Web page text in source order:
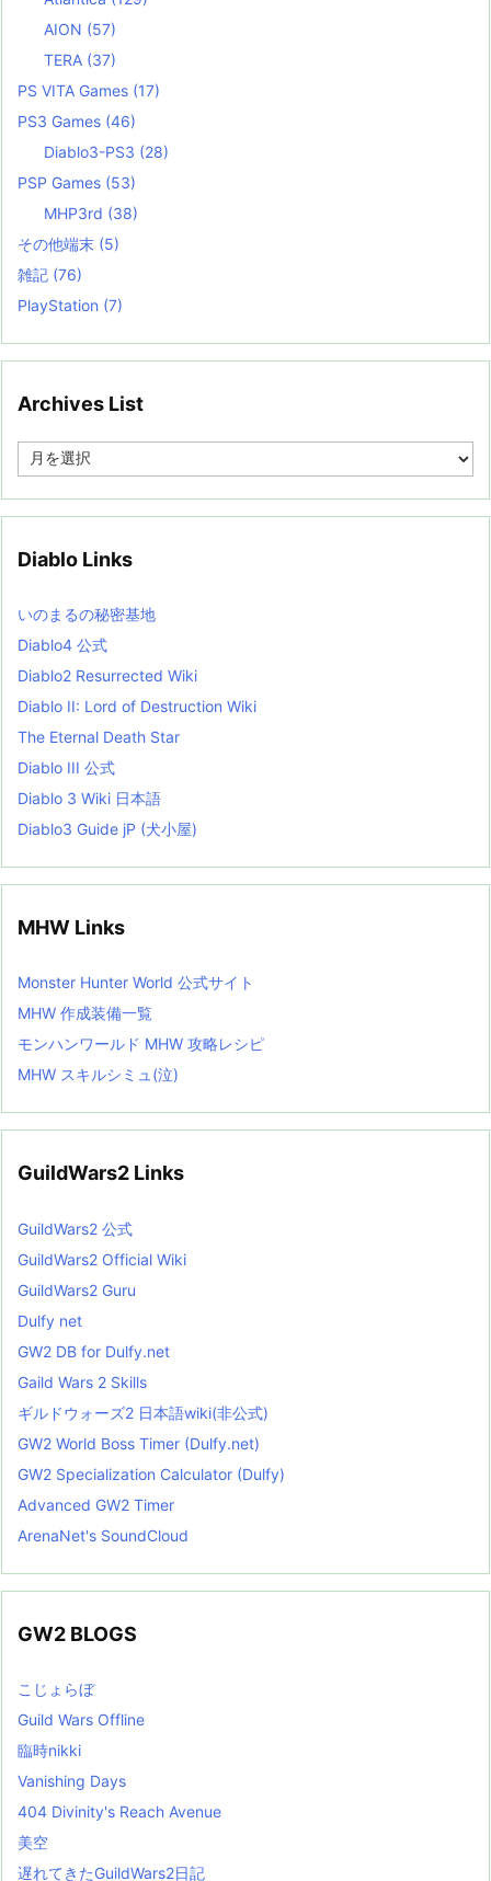
AION (57)
TERA (37)
PS VITA Games (17)
PS3 Games (46)
Diablo3-PS3 (28)
PSP Games (53)
MHP3rd (38)
その他端末 (5)
雑記 (76)
PlayStation (7)
Archives List
e
i
s
t
Diablo Links
いのまるの秘密基地
Diablo4 公式
Diablo2 Resurrected Wiki
Diablo II: Lord of Destruction Wiki
The Eternal Death Star
Diablo III 公式
Diablo 3 Wiki 日本語
Diablo3 Guide jP (犬小屋)
MHW Links
Monster Hunter World 公式サイト
MHW 作成装備一覧
モンハンワールド MHW 攻略レシピ
MHW スキルシミュ(泣)
GuildWars2 Links
GuildWars2 公式
GuildWars2 Official Wiki
GuildWars2 Guru
Dulfy net
GW2 DB for Dulfy.net
Gaild Wars 2 Skills
ギルドウォーズ2 日本語wiki(非公式)
GW2 World Boss Timer (Dulfy.net)
GW2 Specialization Calculator (Dulfy)
Advanced GW2 Timer
ArenaNet's SoundCloud
GW2 BLOGS
こじょらぼ
Guild Wars Offline
臨時nikki
Vanishing Days
404 Divinity's Reach Avenue
美空
遅れてきたGuildWars2日記